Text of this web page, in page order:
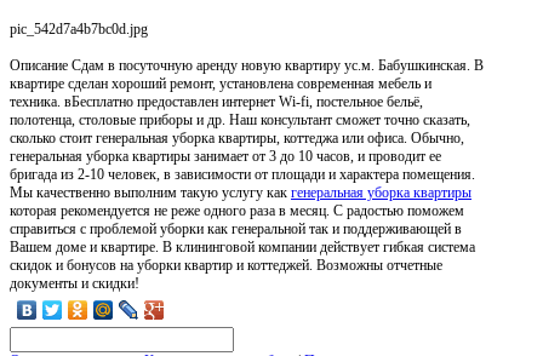
pic_542d7a4b7bc0d.jpg
Описание Сдам в посуточную аренду новую квартиру ус.м. Бабушкинская. В
квартире сделан хороший ремонт, установлена современная мебель и
техника. вБесплатно предоставлен интернет Wi-fi, постельное бельё,
полотенца, столовые приборы и др. Наш консультант сможет точно сказать,
сколько стоит генеральная уборка квартиры, коттеджа или офиса. Обычно,
генеральная уборка квартиры занимает от 3 до 10 часов, и проводит ее
бригада из 2-10 человек, в зависимости от площади и характера помещения.
Мы качественно выполним такую услугу как генеральная уборка квартиры
которая рекомендуется не реже одного раза в месяц. С радостью поможем
справиться с проблемой уборки как генеральной так и поддерживающей в
Вашем доме и квартире. В клининговой компании действует гибкая система
скидок и бонусов на уборки квартир и коттеджей. Возможны отчетные
документы и скидки!